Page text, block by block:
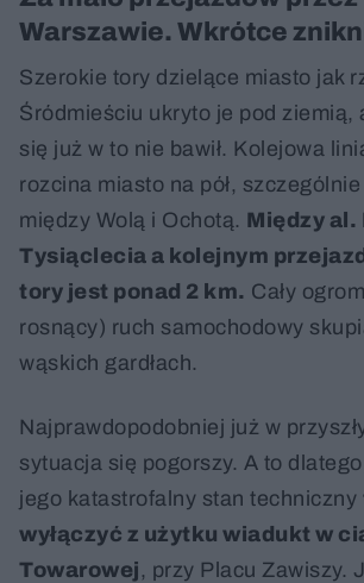
Warszawie. Wkrótce
Szerokie tory dzielące miasto jak
Śródmieściu ukryto je pod ziemią,
się już w to nie bawił. Kolejowa
rozcina miasto na pół,
między Wolą i Ochotą. Między al.
Tysiąclecia a kolejnym
tory jest ponad 2 km. Cały
rosnący) ruch samochodowy
wąskich gardłach.
Najprawdopodobniej już w
sytuacja się pogorszy. A to
jego katastrofalny stan techniczny
wyłączyć z użytku wiadukt w
Towarowej , przy Placu Zawiszy.